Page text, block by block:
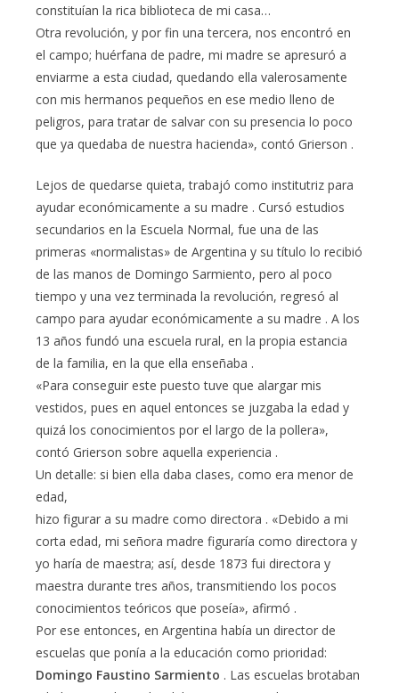
constituían la rica biblioteca de mi casa…
Otra revolución, y por fin una tercera, nos encontró en
el campo; huérfana de padre, mi madre se apresuró a
enviarme a esta ciudad, quedando ella valerosamente
con mis hermanos pequeños en ese medio lleno de
peligros, para tratar de salvar con su presencia lo poco
que ya quedaba de nuestra hacienda», contó Grierson .
Lejos de quedarse quieta, trabajó como institutriz para
ayudar económicamente a su madre . Cursó estudios
secundarios en la Escuela Normal, fue una de las
primeras «normalistas» de Argentina y su título lo recibió
de las manos de Domingo Sarmiento, pero al poco
tiempo y una vez terminada la revolución, regresó al
campo para ayudar económicamente a su madre . A los
13 años fundó una escuela rural, en la propia estancia
de la familia, en la que ella enseñaba .
«Para conseguir este puesto tuve que alargar mis
vestidos, pues en aquel entonces se juzgaba la edad y
quizá los conocimientos por el largo de la pollera»,
contó Grierson sobre aquella experiencia .
Un detalle: si bien ella daba clases, como era menor de
edad,
hizo figurar a su madre como directora . «Debido a mi
corta edad, mi señora madre figuraría como directora y
yo haría de maestra; así, desde 1873 fui directora y
maestra durante tres años, transmitiendo los pocos
conocimientos teóricos que poseía», afirmó .
Por ese entonces, en Argentina había un director de
escuelas que ponía a la educación como prioridad:
Domingo Faustino Sarmiento . Las escuelas brotaban